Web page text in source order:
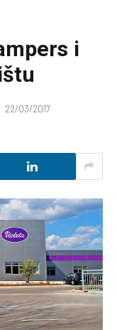
i
22/03/2017